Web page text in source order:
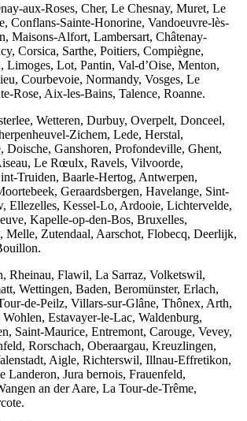
aux-Roses, Cher, Le Chesnay, Muret, Le
Conflans-Sainte-Honorine, Vandoeuvre-lès-
Maisons-Alfort, Lambersart, Châtenay-
Corsica, Sarthe, Poitiers, Compiègne,
Limoges, Lot, Pantin, Val-d’Oise, Menton,
Courbevoie, Normandy, Vosges, Le
Rose, Aix-les-Bains, Talence, Roanne.
Wetteren, Durbuy, Overpelt, Donceel,
Zichem, Lede, Herstal,
Doische, Ganshoren, Profondeville, Ghent,
Le Rœulx, Ravels, Vilvoorde,
Truiden, Baarle-Hertog, Antwerpen,
Geraardsbergen, Havelange, Sint-
Ellezelles, Kessel-Lo, Ardooie, Lichtervelde,
Kapelle-op-den-Bos, Bruxelles,
Melle, Zutendaal, Aarschot, Flobecq, Deerlijk,
Rheinau, Flawil, La Sarraz, Volketswil,
Wettingen, Baden, Beromünster, Erlach,
de-Peilz, Villars-sur-Glâne, Thônex, Arth,
Estavayer-le-Lac, Waldenburg,
Saint-Maurice, Entremont, Carouge, Vevey,
Rorschach, Oberaargau, Kreuzlingen,
Aigle, Richterswil, Illnau-Effretikon,
Landeron, Jura bernois, Frauenfeld,
an der Aare, La Tour-de-Trême,